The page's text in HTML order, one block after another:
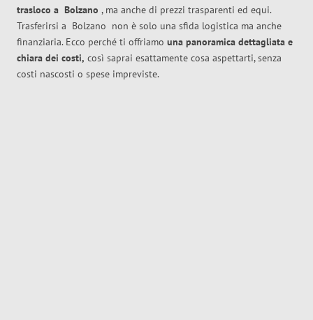
trasloco a Bolzano , ma anche di prezzi trasparenti ed equi.
Trasferirsi a Bolzano non è solo una sfida logistica ma anche
finanziaria. Ecco perché ti offriamo una panoramica dettagliata e
chiara dei costi, così saprai esattamente cosa aspettarti, senza
costi nascosti o spese impreviste.